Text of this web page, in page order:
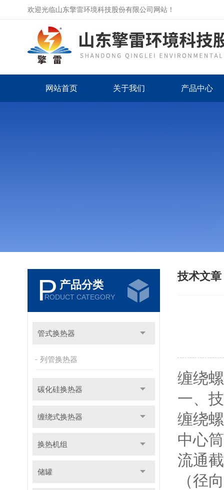
欢迎光临山东擎雷环境科技股份有限公司网站！
网站首页 关于我们 产品中心
P 产品分类
RODUCT CATEGORY
管式换热器
列管换热器
碳化硅换热器
缠绕式换热器
换热机组
储罐
技术文章
缠绕
一、
缠绕
中心
流通
（径